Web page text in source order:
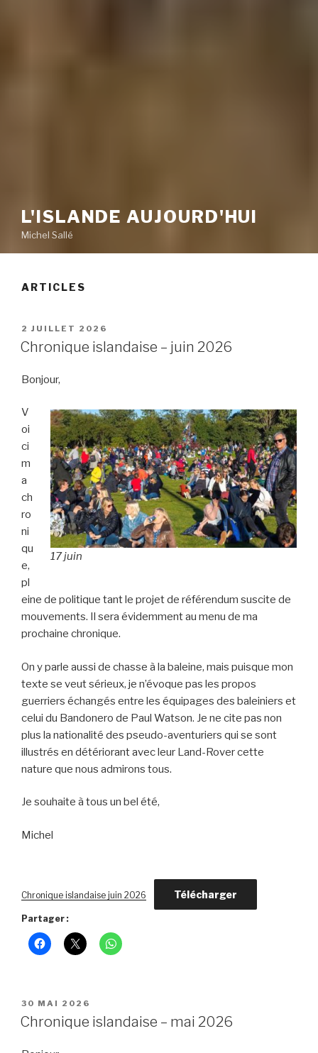
L'ISLANDE AUJOURD'HUI
Michel Sallé
ARTICLES
PUBLIÉ
LE
2 JUILLET 2026
Chronique islandaise – juin 2026
Bonjour,
17 juin
V
oi
ci
m
a
ch
ro
ni
qu
e,
pl
eine de politique tant le projet de référendum suscite de
mouvements. Il sera évidemment au menu de ma
prochaine chronique.
On y parle aussi de chasse à la baleine, mais puisque mon
texte se veut sérieux, je n’évoque pas les propos
guerriers échangés entre les équipages des baleiniers et
celui du Bandonero de Paul Watson. Je ne cite pas non
plus la nationalité des pseudo-aventuriers qui se sont
illustrés en détériorant avec leur Land-Rover cette
nature que nous admirons tous.
Je souhaite à tous un bel été,
Michel
Chronique islandaise juin 2026 Télécharger
Partager :
PUBLIÉ
LE
30 MAI 2026
Chronique islandaise – mai 2026